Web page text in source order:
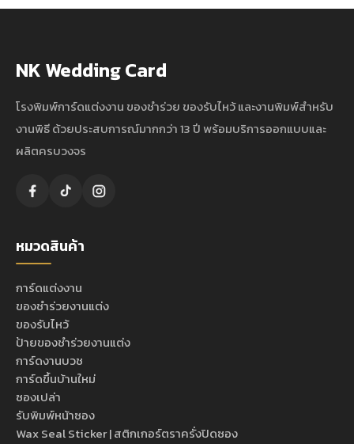
NK Wedding Card
โรงพิมพ์การ์ดแต่งงาน ของชำร่วย ของรับไหว้ และงานพิมพ์สำหรับ
งานพิธี ด้วยประสบการณ์มากกว่า 13 ปี พร้อมบริการออกแบบและ
ผลิตครบวงจร
หมวดสินค้า
การ์ดแต่งงาน
ของชำร่วยงานแต่ง
ของรับไหว้
ป้ายของชำร่วยงานแต่ง
การ์ดงานบวช
การ์ดขึ้นบ้านใหม่
ซองเปล่า
รับพิมพ์หน้าซอง
Wax Seal Sticker | สติกเกอร์ตราครั่งปิดซอง